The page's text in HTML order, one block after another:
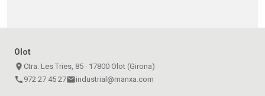
Olot
place Ctra. Les Tries, 85 · 17800 Olot (Girona)
call 972 27 45 27emailindustrial@manxa.com